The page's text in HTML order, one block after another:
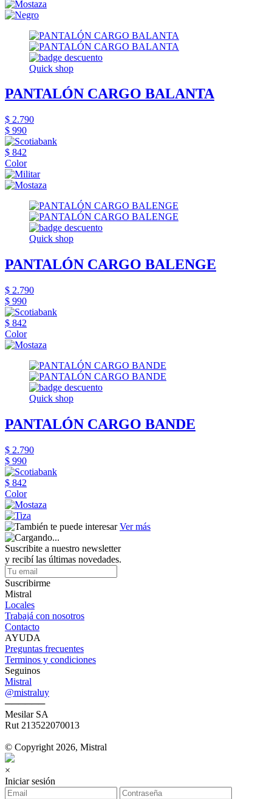
Quick shop
PANTALÓN CARGO BALANTA
$ 2.790
$ 990
$ 842
Color
Quick shop
PANTALÓN CARGO BALENGE
$ 2.790
$ 990
$ 842
Color
Quick shop
PANTALÓN CARGO BANDE
$ 2.790
$ 990
$ 842
Color
Ver más
Suscribite a nuestro newsletter
y recibí las últimas novedades.
Suscribirme
Mistral
Locales
Trabajá con nosotros
Contacto
AYUDA
Preguntas frecuentes
Terminos y condiciones
Seguinos
Mistral
@mistraluy
──────
Mesilar SA
Rut 213522070013
© Copyright 2026, Mistral
×
Iniciar sesión